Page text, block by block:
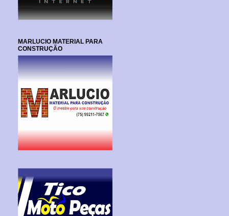
MARLUCIO MATERIAL PARA
CONSTRUÇÃO